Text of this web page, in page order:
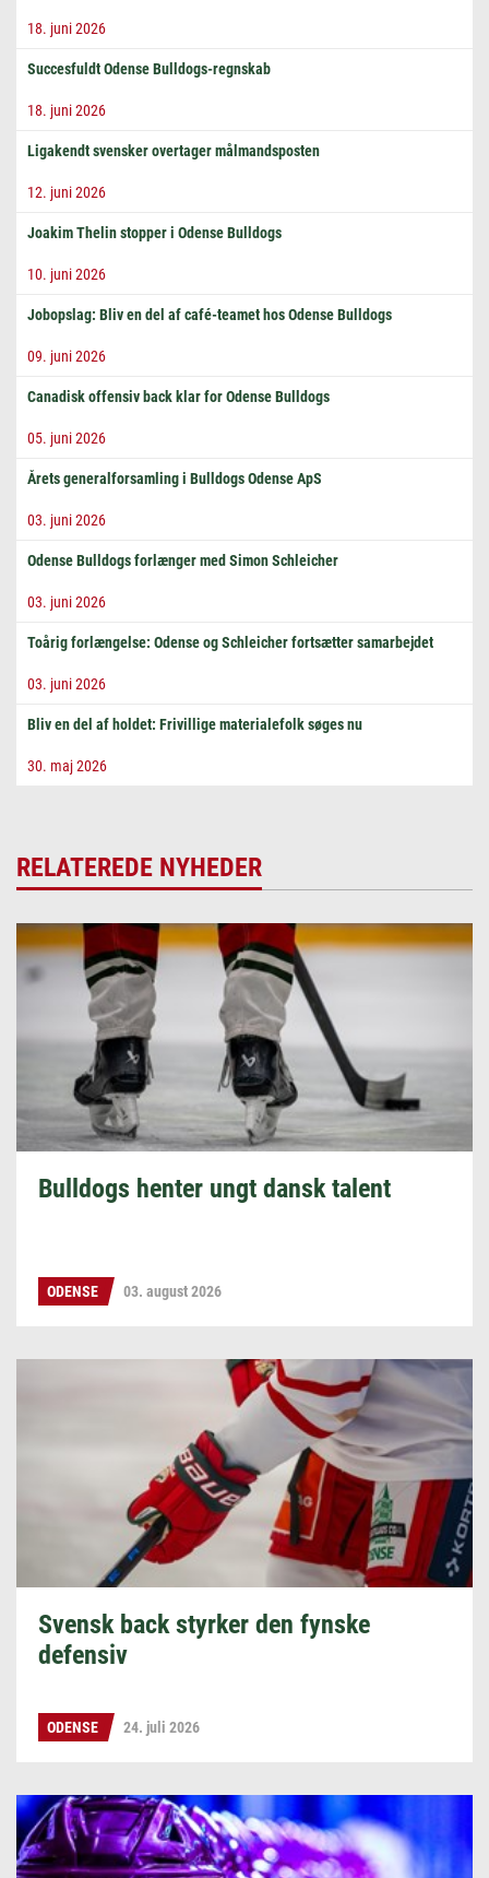
18. juni 2026
Succesfuldt Odense Bulldogs-regnskab
18. juni 2026
Ligakendt svensker overtager målmandsposten
12. juni 2026
Joakim Thelin stopper i Odense Bulldogs
10. juni 2026
Jobopslag: Bliv en del af café-teamet hos Odense Bulldogs
09. juni 2026
Canadisk offensiv back klar for Odense Bulldogs
05. juni 2026
Årets generalforsamling i Bulldogs Odense ApS
03. juni 2026
Odense Bulldogs forlænger med Simon Schleicher
03. juni 2026
Toårig forlængelse: Odense og Schleicher fortsætter samarbejdet
03. juni 2026
Bliv en del af holdet: Frivillige materialefolk søges nu
30. maj 2026
RELATEREDE NYHEDER
Bulldogs henter ungt dansk talent
ODENSE 03. august 2026
Svensk back styrker den fynske
defensiv
ODENSE 24. juli 2026